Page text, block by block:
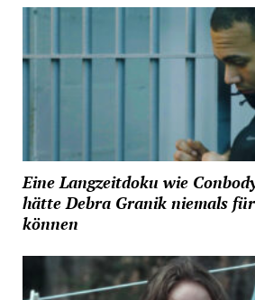
Eine Langzeitdoku wie
hätte Debra Granik niemals
können